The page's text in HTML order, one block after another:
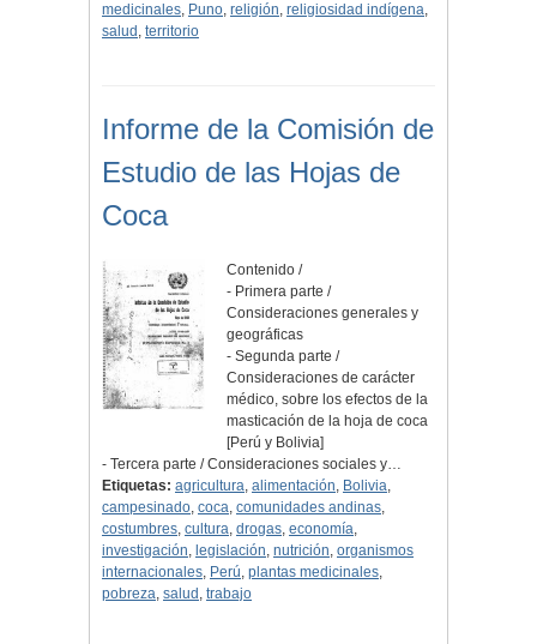
medicinales, Puno, religión, religiosidad indígena,
salud , territorio
Informe de la Comisión de
Estudio de las Hojas de
Coca
Contenido /
- Primera parte /
Consideraciones generales y
geográficas
- Segunda parte /
Consideraciones de carácter
médico, sobre los efectos de la
masticación de la hoja de coca
[Perú y Bolivia]
- Tercera parte / Consideraciones sociales y…
Etiquetas: agricultura, alimentación, Bolivia,
campesinado, coca, comunidades andinas,
costumbres, cultura, drogas, economía,
investigación, legislación, nutrición, organismos
internacionales, Perú, plantas medicinales,
pobreza, salud , trabajo